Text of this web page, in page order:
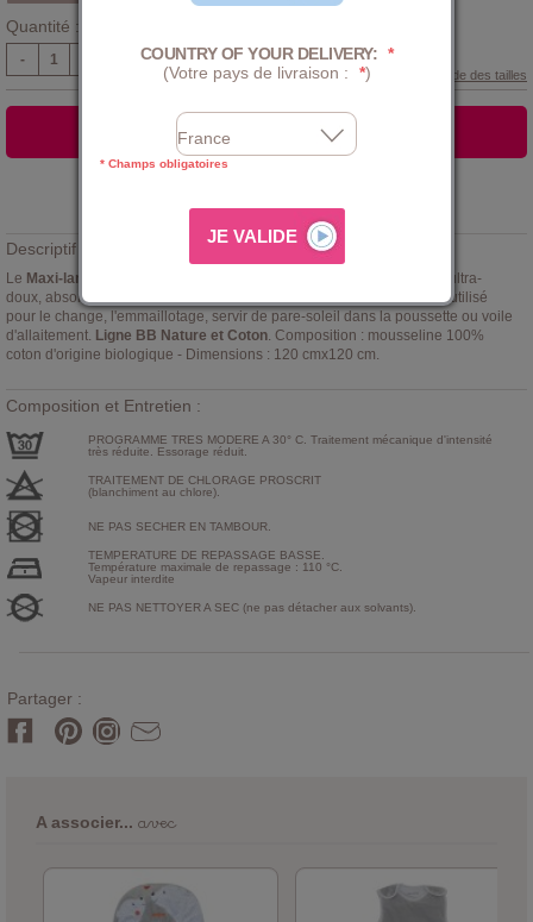
Quantité :
-
Guide des tailles
AJOUTER AU PANIER
Descriptif :
Le Maxi-lange écru imprimé gris sucre d'orge
, est en tissu léger et ultra-
doux, absorbant et facilement lavable. Multifonctionnel, il pourra être utilisé
pour le change, l'emmaillotage, servir de pare-soleil dans la poussette ou voile
d'allaitement. Ligne BB Nature et Coton. Composition : mousseline 100%
coton d'origine biologique - Dimensions : 120 cmx120 cm.
Composition et Entretien :
PROGRAMME TRES MODERE A 30° C. Traitement mécanique d'intensité
très réduite. Essorage réduit.
TRAITEMENT DE CHLORAGE PROSCRIT
(blanchiment au chlore).
NE PAS SECHER EN TAMBOUR.
TEMPERATURE DE REPASSAGE BASSE.
Température maximale de repassage : 110 °C.
Vapeur interdite
NE PAS NETTOYER A SEC (ne pas détacher aux solvants).
Partager :
A associer...
COUNTRY OF YOUR DELIVERY: *
(Votre pays de livraison :
*)
* Champs obligatoires